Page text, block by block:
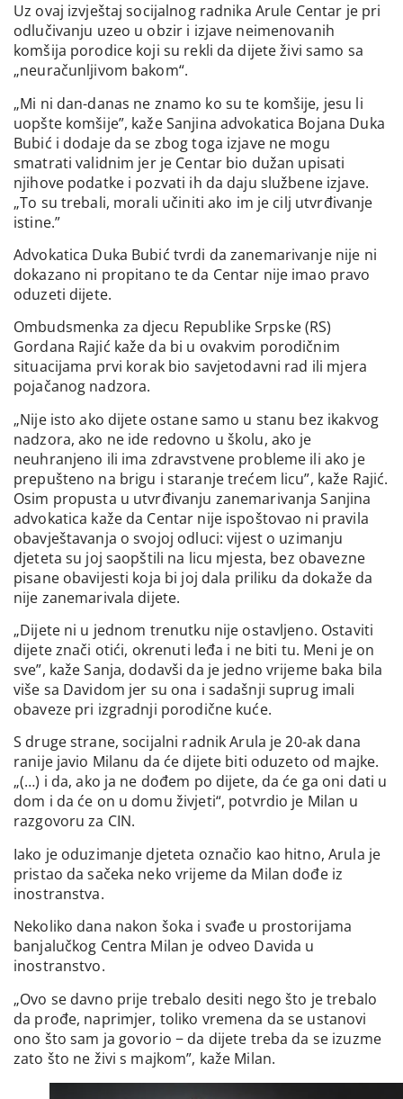
Uz ovaj izvještaj socijalnog radnika Arule Centar je pri
odlučivanju uzeo u obzir i izjave neimenovanih
komšija porodice koji su rekli da dijete živi samo sa
„neuračunljivom bakom“.
„Mi ni dan-danas ne znamo ko su te komšije, jesu li
uopšte komšije”, kaže Sanjina advokatica Bojana Duka
Bubić i dodaje da se zbog toga izjave ne mogu
smatrati validnim jer je Centar bio dužan upisati
njihove podatke i pozvati ih da daju službene izjave.
„To su trebali, morali učiniti ako im je cilj utvrđivanje
istine.”
Advokatica Duka Bubić tvrdi da zanemarivanje nije ni
dokazano ni propitano te da Centar nije imao pravo
oduzeti dijete.
Ombudsmenka za djecu Republike Srpske (RS)
Gordana Rajić kaže da bi u ovakvim porodičnim
situacijama prvi korak bio savjetodavni rad ili mjera
pojačanog nadzora.
„Nije isto ako dijete ostane samo u stanu bez ikakvog
nadzora, ako ne ide redovno u školu, ako je
neuhranjeno ili ima zdravstvene probleme ili ako je
prepušteno na brigu i staranje trećem licu”, kaže Rajić.
Osim propusta u utvrđivanju zanemarivanja Sanjina
advokatica kaže da Centar nije ispoštovao ni pravila
obavještavanja o svojoj odluci: vijest o uzimanju
djeteta su joj saopštili na licu mjesta, bez obavezne
pisane obavijesti koja bi joj dala priliku da dokaže da
nije zanemarivala dijete.
„Dijete ni u jednom trenutku nije ostavljeno. Ostaviti
dijete znači otići, okrenuti leđa i ne biti tu. Meni je on
sve”, kaže Sanja, dodavši da je jedno vrijeme baka bila
više sa Davidom jer su ona i sadašnji suprug imali
obaveze pri izgradnji porodične kuće.
S druge strane, socijalni radnik Arula je 20-ak dana
ranije javio Milanu da će dijete biti oduzeto od majke.
„(…) i da, ako ja ne dođem po dijete, da će ga oni dati u
dom i da će on u domu živjeti“, potvrdio je Milan u
razgovoru za CIN.
Iako je oduzimanje djeteta označio kao hitno, Arula je
pristao da sačeka neko vrijeme da Milan dođe iz
inostranstva.
Nekoliko dana nakon šoka i svađe u prostorijama
banjalučkog Centra Milan je odveo Davida u
inostranstvo.
„Ovo se davno prije trebalo desiti nego što je trebalo
da prođe, naprimjer, toliko vremena da se ustanovi
ono što sam ja govorio − da dijete treba da se izuzme
zato što ne živi s majkom”, kaže Milan.